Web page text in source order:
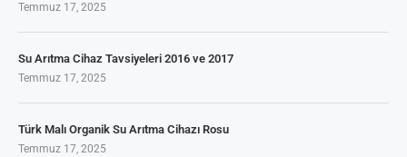
Temmuz 17, 2025
Su Arıtma Cihaz Tavsiyeleri 2016 ve 2017
Temmuz 17, 2025
Türk Malı Organik Su Arıtma Cihazı Rosu
Temmuz 17, 2025